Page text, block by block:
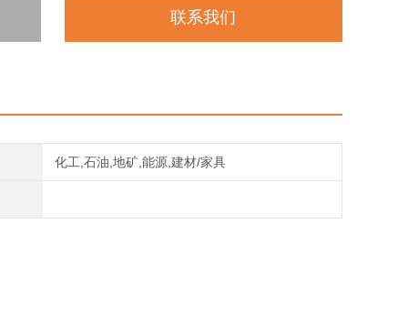
联系我们
化工,石油,地矿,能源,建材/家具